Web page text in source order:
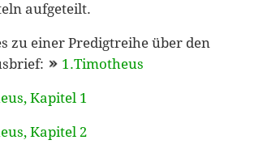
aufgeteilt.
zu einer Predigtreihe über den
1.Timotheus
Kapitel 1
Kapitel 2